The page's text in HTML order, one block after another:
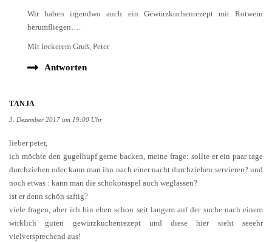
Wir haben irgendwo auch ein Gewürzkuchenrezept mit Rotwein
herumfliegen….
Mit leckerem Gruß, Peter
Antworten
TANJA
3. Dezember 2017 um 19:00 Uhr
lieber peter,
ich möchte den gugelhupf gerne backen, meine frage: sollte er ein paar tage
durchziehen oder kann man ihn nach einer nacht durchziehen servieren? und
noch etwas : kann man die schokoraspel auch weglassen?
ist er denn schön saftig?
viele fragen, aber ich bin eben schon seit langem auf der suche nach einem
wirklich guten gewürzkuchenrezept und diese hier sieht seeehr
vielversprechend aus!